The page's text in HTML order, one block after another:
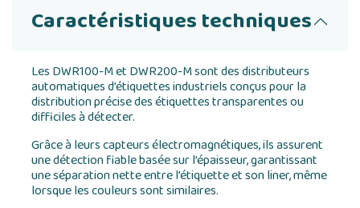
Caractéristiques techniques
Les DWR100-M et DWR200-M sont des distributeurs
automatiques d’étiquettes industriels conçus pour la
distribution précise des étiquettes transparentes ou
difficiles à détecter.
Grâce à leurs capteurs électromagnétiques, ils assurent
une détection fiable basée sur l’épaisseur, garantissant
une séparation nette entre l’étiquette et son liner, même
lorsque les couleurs sont similaires.